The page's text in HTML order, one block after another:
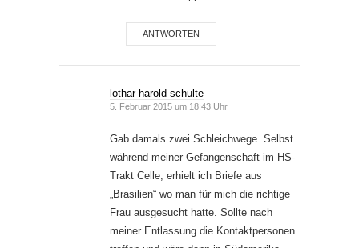
ANTWORTEN
lothar harold schulte
5. Februar 2015 um 18:43 Uhr
Gab damals zwei Schleichwege. Selbst
während meiner Gefangenschaft im HS-
Trakt Celle, erhielt ich Briefe aus
„Brasilien“ wo man für mich die richtige
Frau ausgesucht hatte. Sollte nach
meiner Entlassung die Kontaktpersonen